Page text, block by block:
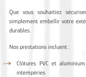
Que vous souhaitiez
simplement embellir votre
durables.
Nos prestations incluent :
Clôtures PVC et
intempéries